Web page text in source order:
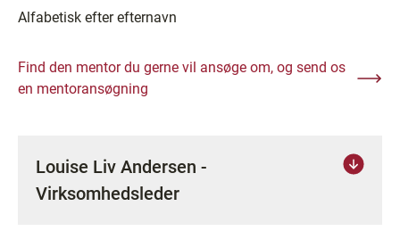
Alfabetisk efter efternavn
Find den mentor du gerne vil ansøge om, og send os
en mentoransøgning
Louise Liv Andersen -
Virksomhedsleder